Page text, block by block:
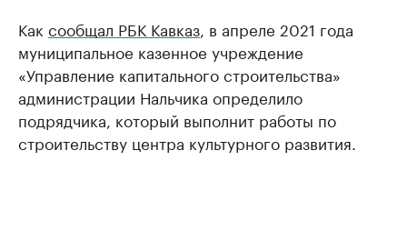
Как сообщал РБК Кавказ , в апреле 2021 года
муниципальное казенное учреждение
«Управление капитального строительства»
администрации Нальчика определило
подрядчика, который выполнит работы по
строительству центра культурного развития.